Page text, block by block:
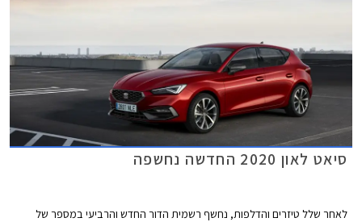
סיאט לאון 2020 החדשה נחשפה
לאחר שלל טיזרים והדלפות, נחשף רשמית הדור החדש והרביעי במספר של